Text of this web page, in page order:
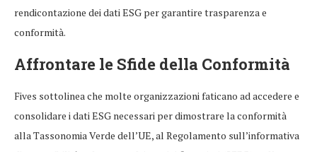
rendicontazione dei dati ESG per garantire trasparenza e
conformità.
Affrontare le Sfide della Conformità
Fives sottolinea che molte organizzazioni faticano ad accedere e
consolidare i dati ESG necessari per dimostrare la conformità
alla Tassonomia Verde dell’UE, al Regolamento sull’informativa